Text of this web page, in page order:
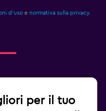
d'uso e normativa sulla privacy.
per il tuo